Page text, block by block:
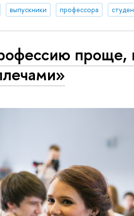
выпускники профессора
проще,